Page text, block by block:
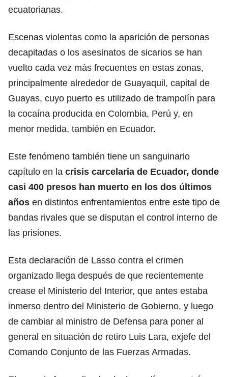
ecuatorianas.
Escenas violentas como la aparición de personas
decapitadas o los asesinatos de sicarios se han
vuelto cada vez más frecuentes en estas zonas,
principalmente alrededor de Guayaquil, capital de
Guayas, cuyo puerto es utilizado de trampolín para
la cocaína producida en Colombia, Perú y, en
menor medida, también en Ecuador.
Este fenómeno también tiene un sanguinario
capítulo en la crisis carcelaria de Ecuador, donde
casi 400 presos han muerto en los dos últimos
años en distintos enfrentamientos entre este tipo de
bandas rivales que se disputan el control interno de
las prisiones.
Esta declaración de Lasso contra el crimen
organizado llega después de que recientemente
crease el Ministerio del Interior, que antes estaba
inmerso dentro del Ministerio de Gobierno, y luego
de cambiar al ministro de Defensa para poner al
general en situación de retiro Luis Lara, exjefe del
Comando Conjunto de las Fuerzas Armadas.